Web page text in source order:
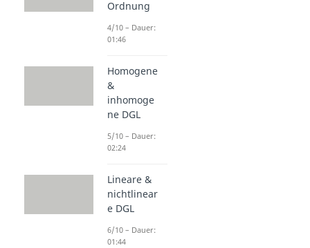
Ordnung
4/10 – Dauer:
01:46
Homogene
&
inhomoge
ne DGL
5/10 – Dauer:
02:24
Lineare &
nichtlinear
e DGL
6/10 – Dauer:
01:44